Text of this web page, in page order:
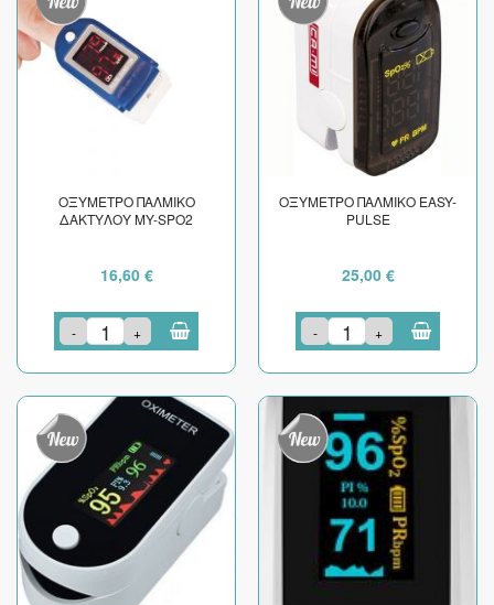
ΟΞΥΜΕΤΡΟ ΠΑΛΜΙΚΟ
ΔΑΚΤΥΛΟΥ MY-SPO2
16,60 €
- +
ΟΞΥΜΕΤΡΟ ΠΑΛΜΙΚΟ EASY-
PULSE
25,00 €
- +